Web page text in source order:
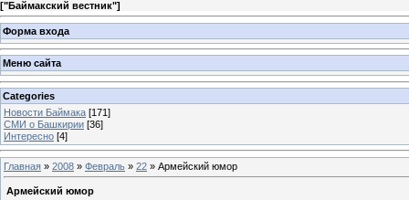
["Баймакский вестник"]
Форма входа
Меню сайта
Categories
Новости Баймака [171]
СМИ о Башкирии [36]
Интересно [4]
Главная » 2008 » Февраль » 22 » Армейский юмор
Армейский юмор